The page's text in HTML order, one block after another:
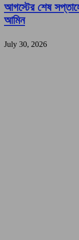
আগস্টের শেষ
আমিন
July 30, 2026